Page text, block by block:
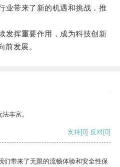
带来了新的机遇和挑战，推
挥重要作用，成为科技创新
前发展。
丰富。
支持[0] 反对[0]
们带来了无限的流畅体验和安全性保